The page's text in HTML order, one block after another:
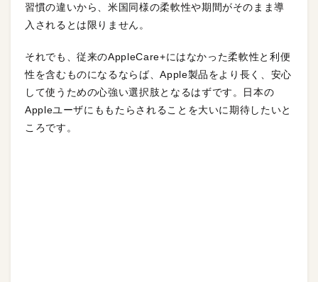
習慣の違いから、米国同様の柔軟性や期間がそのまま導
入されるとは限りません。
それでも、従来のAppleCare+にはなかった柔軟性と利便
性を含むものになるならば、Apple製品をより長く、安心
して使うための心強い選択肢となるはずです。日本の
Appleユーザにももたらされることを大いに期待したいと
ころです。